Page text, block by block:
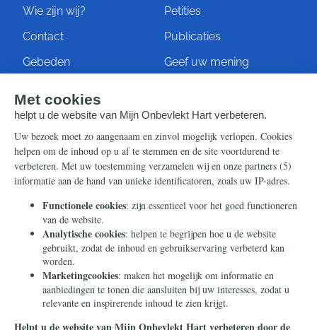
Wie zijn wij?
Contact
Gebeden
Petities
Publicaties
Geef uw mening
Steun ons
Nieuwsbrief
Eenmalig
Maandelijks
Periodiek
Nalaten
Zelf overschrijven
Info
Contact
Ontvang onze Telegram-
berichten